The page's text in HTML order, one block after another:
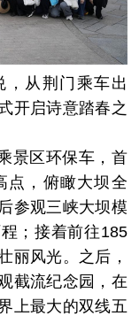
，从荆门乘车出
开启诗意踏春之
景区环保车，首
，俯瞰大坝全
参观三峡大坝模
；接着前往185
丽风光。之后，
截流纪念园，在
上最大的双线五